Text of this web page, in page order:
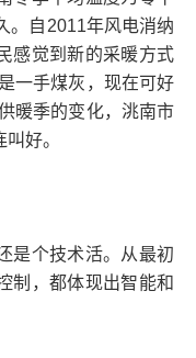
。自2011年风电消纳
感觉到新的采暖方式
一手煤灰，现在可好
暖季的变化，洮南市
好。
是个技术活。从最初
制，都体现出智能和